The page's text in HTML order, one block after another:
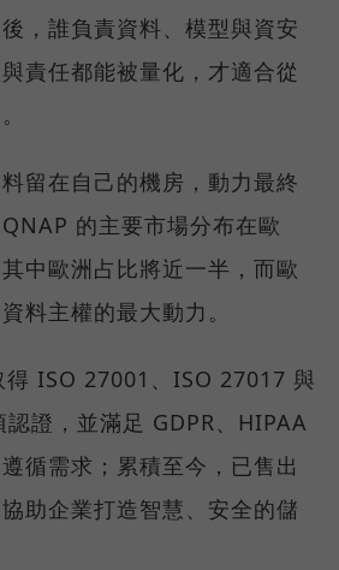
，誰負責資料、模型與資安
責任都能被量化，才適合從
留在自己的機房，動力最終
的主要市場分布在歐
中歐洲占比將近一半，而歐
料主權的最大動力。
ISO 27001、ISO 27017 與
證，並滿足 GDPR、HIPAA
循需求；累積至今，已售出
助企業打造智慧、安全的儲